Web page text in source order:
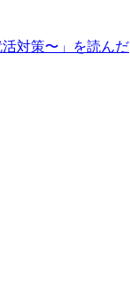
対策〜」を読んだ